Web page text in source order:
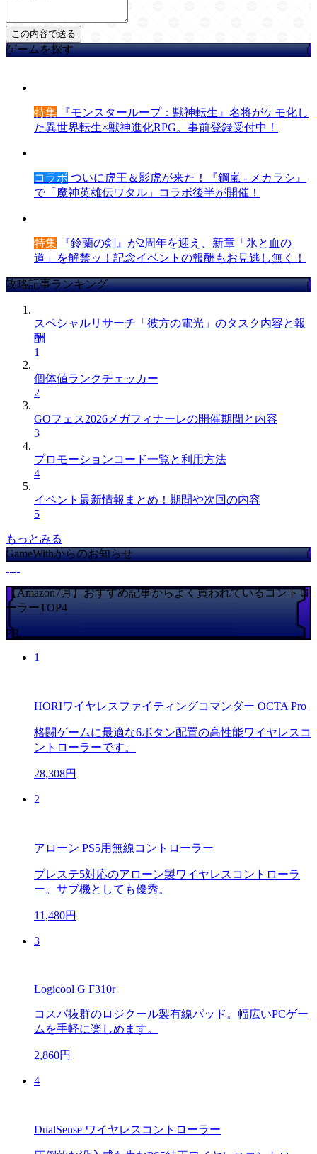
ゲームを探す
特集 『モンスターループ：獣神転生』名将がケモ化し
た異世界転生×獣神進化RPG。事前登録受付中！
コラボ ついに虎王＆影虎が来た！『鋼嵐 - メカラシ』
で「魔神英雄伝ワタル」コラボ後半が開催！
特集 『鈴蘭の剣』が2周年を迎え、新章「氷と血の
道」を解禁ッ！記念イベントの報酬もお見逃し無く！
攻略記事ランキング
スペシャルリサーチ「彼方の電光」のタスク内容と報
酬
1
個体値ランクチェッカー
2
GOフェス2026メガフィナーレの開催期間と内容
3
プロモーションコード一覧と利用方法
4
イベント最新情報まとめ！期間や次回の内容
5
もっとみる
GameWithからのお知らせ
【Amazon7月】おすすめ記事からよく買われているコントロ
ーラーTOP4
PR
1
HORIワイヤレスファイティングコマンダー OCTA Pro
格闘ゲームに最適な6ボタン配置の高性能ワイヤレスコ
ントローラーです。
28,308円
2
アローン PS5用無線コントローラー
プレステ5対応のアローン製ワイヤレスコントローラ
ー。サブ機としても優秀。
11,480円
3
Logicool G F310r
コスパ抜群のロジクール製有線パッド。幅広いPCゲー
ムを手軽に楽しめます。
2,860円
4
DualSense ワイヤレスコントローラー